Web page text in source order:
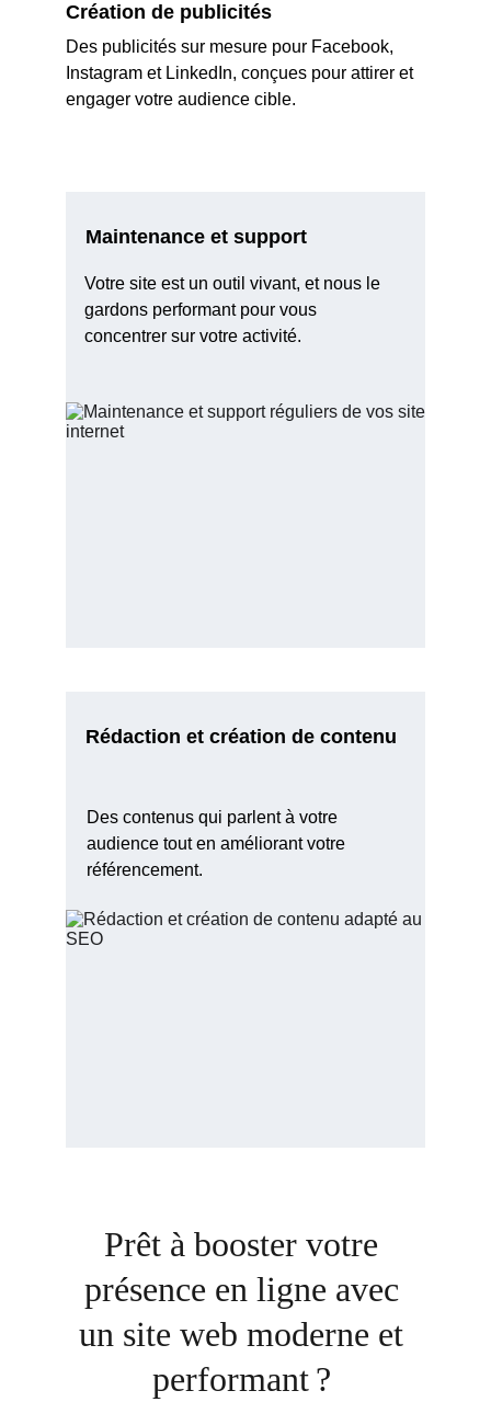
Création de publicités
Des publicités sur mesure pour Facebook,
Instagram et LinkedIn, conçues pour attirer et
engager votre audience cible.
Rédaction et création de contenu
Des contenus qui parlent à votre
audience tout en améliorant votre
référencement.
Maintenance et support
Votre site est un outil vivant, et nous le
gardons performant pour vous
concentrer sur votre activité.
Prêt à booster votre
présence en ligne avec
un site web moderne et
performant ?